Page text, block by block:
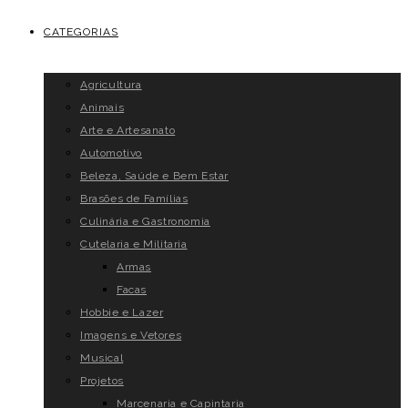
CATEGORIAS
Agricultura
Animais
Arte e Artesanato
Automotivo
Beleza, Saúde e Bem Estar
Brasões de Famílias
Culinária e Gastronomia
Cutelaria e Militaria
Armas
Facas
Hobbie e Lazer
Imagens e Vetores
Musical
Projetos
Marcenaria e Capintaria